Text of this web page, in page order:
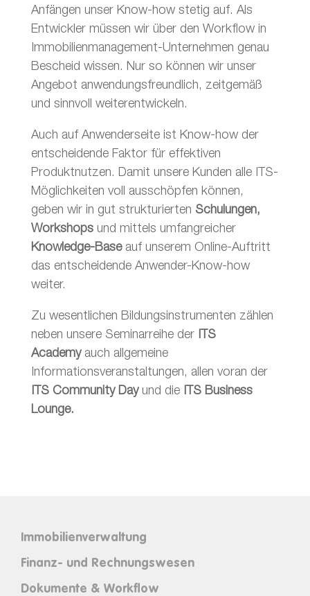
Anfängen unser Know-how stetig auf. Als
Entwickler müssen wir über den Workflow in
Immobilienmanagement-Unternehmen genau
Bescheid wissen. Nur so können wir unser
Angebot anwendungsfreundlich, zeitgemäß
und sinnvoll weiterentwickeln.
Auch auf Anwenderseite ist Know-how der
entscheidende Faktor für effektiven
Produktnutzen. Damit unsere Kunden alle ITS-
Möglichkeiten voll ausschöpfen können,
geben wir in gut strukturierten Schulungen,
Workshopsund mittels umfangreicher
Knowledge-Baseauf unserem Online-Auftritt
das entscheidende Anwender-Know-how
weiter.
Zu wesentlichen Bildungsinstrumenten zählen
neben unsere Seminarreihe der ITS
Academyauch allgemeine
Informationsveranstaltungen, allen voran der
ITS Community Dayund die ITS Business
Lounge.
Immobilienverwaltung
Finanz- und Rechnungswesen
Dokumente & Workflow